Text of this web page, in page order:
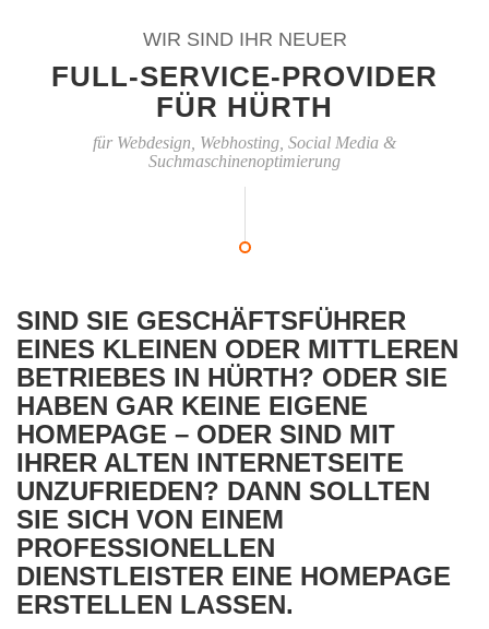
WIR SIND IHR NEUER
FULL-SERVICE-PROVIDER
FÜR HÜRTH
für Webdesign, Webhosting, Social Media &
Suchmaschinenoptimierung
SIND SIE GESCHÄFTSFÜHRER
EINES KLEINEN ODER MITTLEREN
BETRIEBES IN HÜRTH? ODER SIE
HABEN GAR KEINE EIGENE
HOMEPAGE – ODER SIND MIT
IHRER ALTEN INTERNETSEITE
UNZUFRIEDEN? DANN SOLLTEN
SIE SICH VON EINEM
PROFESSIONELLEN
DIENSTLEISTER EINE HOMEPAGE
ERSTELLEN LASSEN.